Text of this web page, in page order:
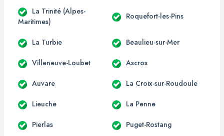
La Trinité (Alpes-
Maritimes)
Roquefort-les-Pins
La Turbie Beaulieu-sur-Mer
Villeneuve-Loubet Ascros
Auvare La Croix-sur-Roudoule
Lieuche La Penne
Pierlas Puget-Rostang